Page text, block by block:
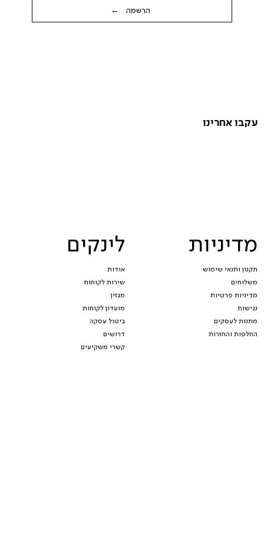
מדיניות
תקנון ותנאי שימוש
משלוחים
מדיניות פרטיות
נגישות
מתנות לעסקים
החלפות והחזרות
לינקים
אודות
שירות לקוחות
מגזין
מועדון לקוחות
ביטול עסקה
דרושים
קשרי משקיעים
עקבו אחרינו
הרשמה ←